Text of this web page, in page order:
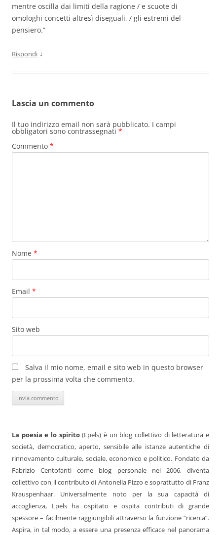
mentre oscilla dai limiti della ragione / e scuote di
omologhi concetti altresì diseguali, / gli estremi del
pensiero.”
Rispondi ↓
Lascia un commento
Il tuo indirizzo email non sarà pubblicato. I campi
obbligatori sono contrassegnati *
Commento *
Nome *
Email *
Sito web
Salva il mio nome, email e sito web in questo browser
per la prossima volta che commento.
La poesia e lo spirito(Lpels) è un blog collettivo di letteratura e
società, democratico, aperto, sensibile alle istanze autentiche di
rinnovamento culturale, sociale, economico e politico. Fondato da
Fabrizio Centofanti come blog personale nel 2006, diventa
collettivo con il contributo di Antonella Pizzo e soprattutto di Franz
Krauspenhaar. Universalmente noto per la sua capacità di
accoglienza, Lpels ha ospitato e ospita contributi di grande
spessore – facilmente raggiungibili attraverso la funzione “ricerca”.
Aspira, in tal modo, a essere una presenza efficace nel panorama